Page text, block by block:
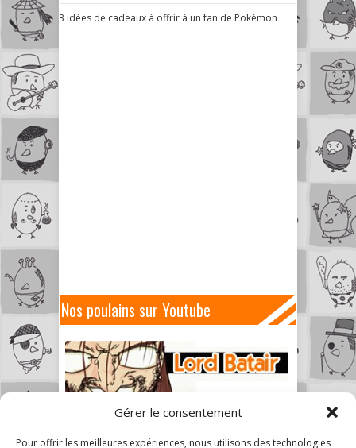
Gérer le consentement
Pour offrir les meilleures expériences, nous utilisons des technologies
3 idées de cadeaux à offrir à un fan de Pokémon
Nos poulains sur Youtube